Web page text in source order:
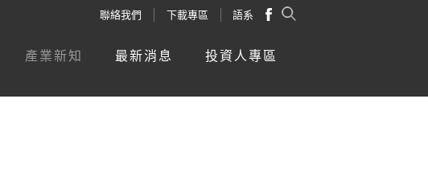
聯絡我們 下載專區 語系
產業新知 最新消息 投資人專區